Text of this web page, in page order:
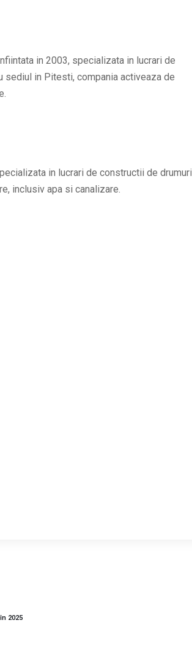
in 2003, specializata in lucrari de
sediul in Pitesti, compania activeaza de
in lucrari de constructii de drumuri
inclusiv apa si canalizare.
2025